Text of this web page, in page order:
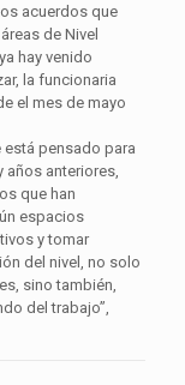
acuerdos que
de Nivel
hay venido
la funcionaria
el mes de mayo
pensado para
años anteriores,
que han
espacios
y tomar
del nivel, no solo
sino también,
del trabajo”,